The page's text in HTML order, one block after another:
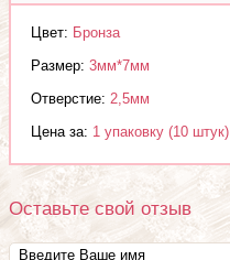
Цвет: Бронза
Размер: 3мм*7мм
Отверстие: 2,5мм
Цена за: 1 упаковку (10 штук)
Оставьте свой отзыв